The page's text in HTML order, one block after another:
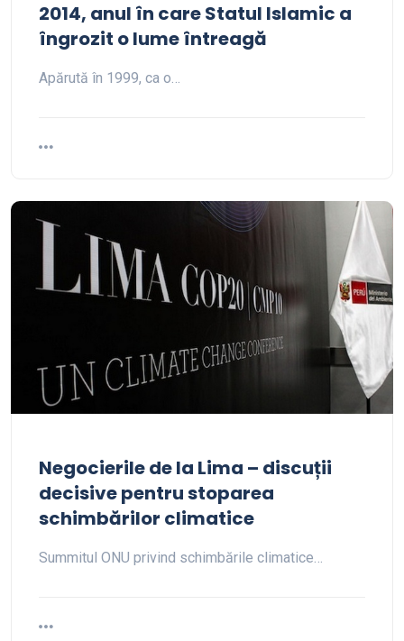
2014, anul în care Statul Islamic a
îngrozit o lume întreagă
Apărută în 1999, ca o…
Negocierile de la Lima – discuții
decisive pentru stoparea
schimbărilor climatice
Summitul ONU privind schimbările climatice…